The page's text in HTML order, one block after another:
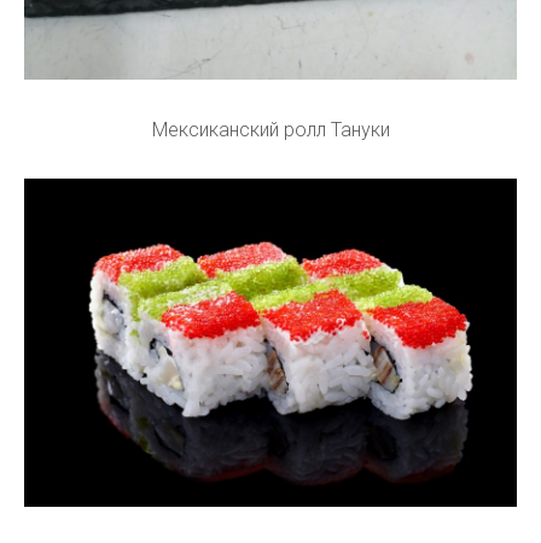
Мексиканский ролл Тануки